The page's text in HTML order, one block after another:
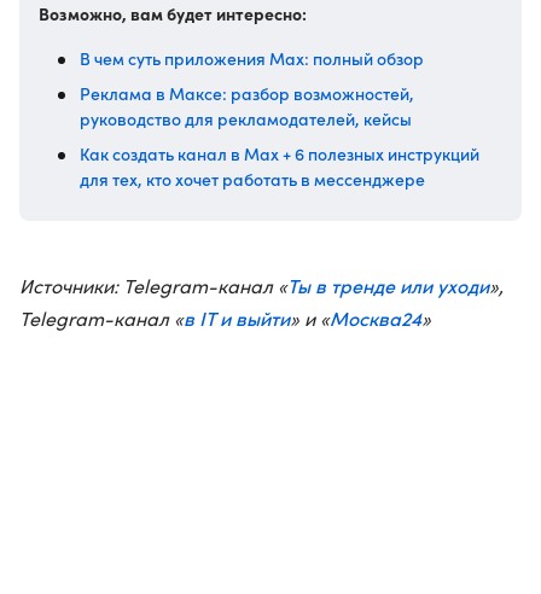
Возможно, вам будет интересно:
В чем суть приложения Max: полный обзор
Реклама в Максе: разбор возможностей,
руководство для рекламодателей, кейсы
Как создать канал в Max + 6 полезных инструкций
для тех, кто хочет работать в мессенджере
Источники: Telegram-канал «Ты в тренде или уходи»,
Telegram-канал «в IT и выйти» и «Москва24»